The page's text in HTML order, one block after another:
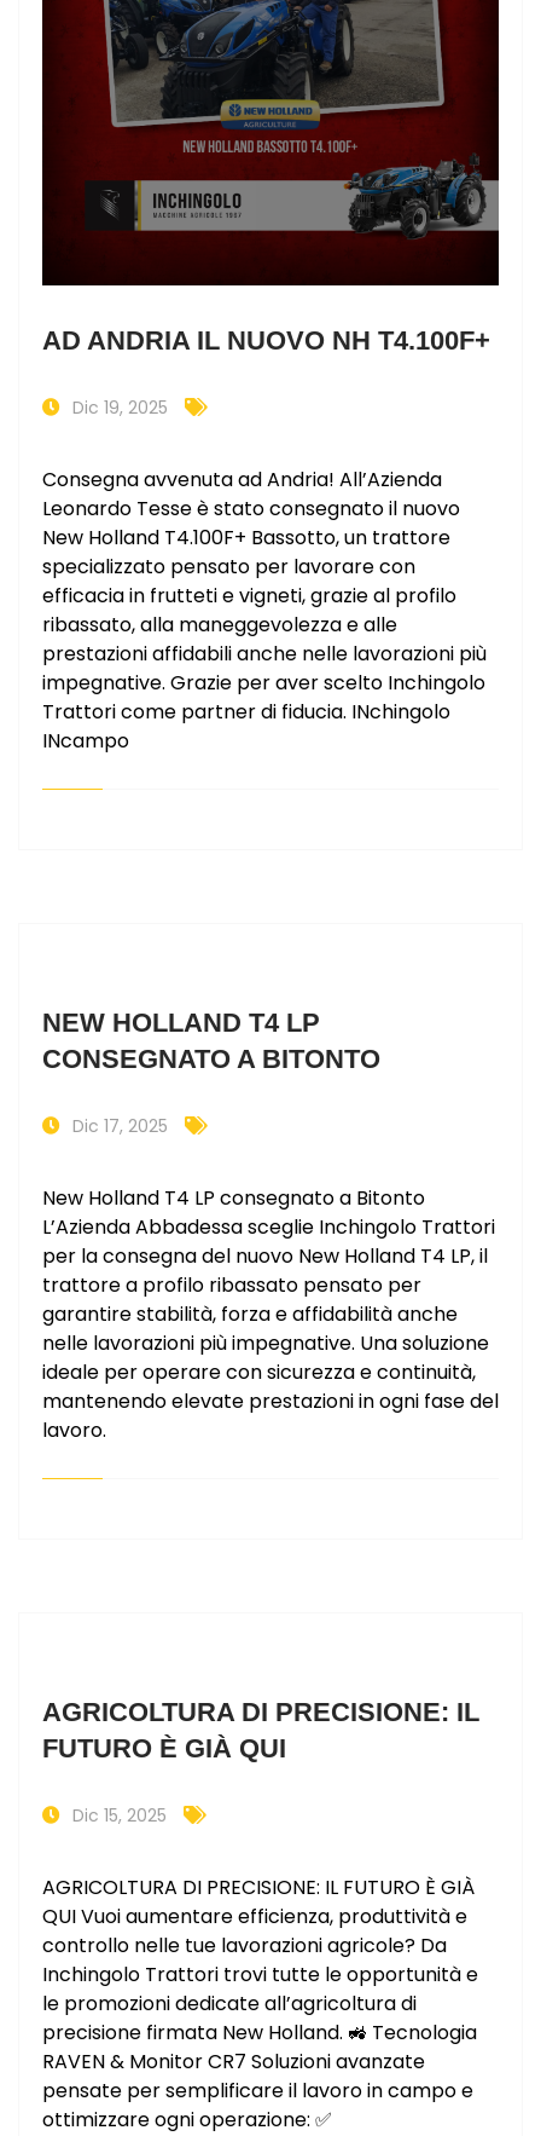
AD ANDRIA IL NUOVO NH T4.100F+
Dic 19, 2025
Consegna avvenuta ad Andria! All’Azienda
Leonardo Tesse è stato consegnato il nuovo
New Holland T4.100F+ Bassotto, un trattore
specializzato pensato per lavorare con
efficacia in frutteti e vigneti, grazie al profilo
ribassato, alla maneggevolezza e alle
prestazioni affidabili anche nelle lavorazioni più
impegnative. Grazie per aver scelto Inchingolo
Trattori come partner di fiducia. INchingolo
INcampo
NEW HOLLAND T4 LP
CONSEGNATO A BITONTO
Dic 17, 2025
New Holland T4 LP consegnato a Bitonto
L’Azienda Abbadessa sceglie Inchingolo Trattori
per la consegna del nuovo New Holland T4 LP, il
trattore a profilo ribassato pensato per
garantire stabilità, forza e affidabilità anche
nelle lavorazioni più impegnative. Una soluzione
ideale per operare con sicurezza e continuità,
mantenendo elevate prestazioni in ogni fase del
lavoro.
AGRICOLTURA DI PRECISIONE: IL
FUTURO È GIÀ QUI
Dic 15, 2025
AGRICOLTURA DI PRECISIONE: IL FUTURO È GIÀ
QUI Vuoi aumentare efficienza, produttività e
controllo nelle tue lavorazioni agricole? Da
Inchingolo Trattori trovi tutte le opportunità e
le promozioni dedicate all’agricoltura di
precisione firmata New Holland. 🚜 Tecnologia
RAVEN & Monitor CR7 Soluzioni avanzate
pensate per semplificare il lavoro in campo e
ottimizzare ogni operazione: ✅